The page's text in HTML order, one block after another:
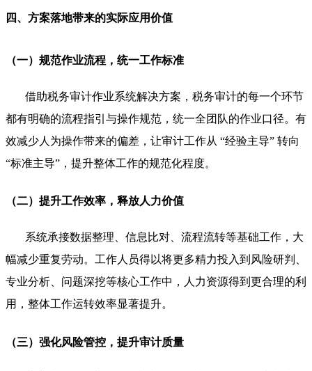
四、方案落地带来的实际应用价值
（一）规范作业流程，统一工作标准
借助税务审计作业系统解决方案，税务审计的每一个环节
都有明确的流程指引与操作规范，统一全团队的作业口径。有
效减少人为操作带来的偏差，让审计工作从 “经验主导” 转向
“标准主导”，提升整体工作的规范化程度。
（二）提升工作效率，释放人力价值
系统承接数据整理、信息比对、流程流转等基础工作，大
幅减少重复劳动。工作人员得以将更多精力投入到风险研判、
专业分析、问题深挖等核心工作中，人力资源得到更合理的利
用，整体工作运转效率显著提升。
（三）强化风险管控，提升审计质量